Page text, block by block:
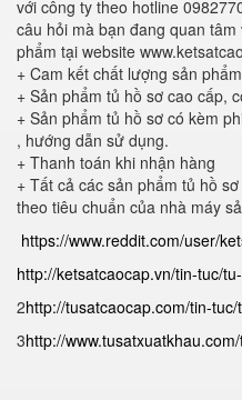
với công ty theo hotline
câu hỏi mà bạn đang quan
phẩm tại website
+ Cam kết chất lượng sản phẩm
+ Sản phẩm tủ hồ sơ cao cấp,
+ Sản phẩm tủ hồ sơ có kèm
, hướng dẫn sử dụng.
+ Thanh toán khi nhận hàng
+ Tất cả các sản phẩm tủ hồ
theo tiêu chuẩn của nhà máy
https://www.reddit.com/user/
http://ketsatcaocap.vn/tin-tuc/
2http://tusatcaocap.com/tin-
3http://